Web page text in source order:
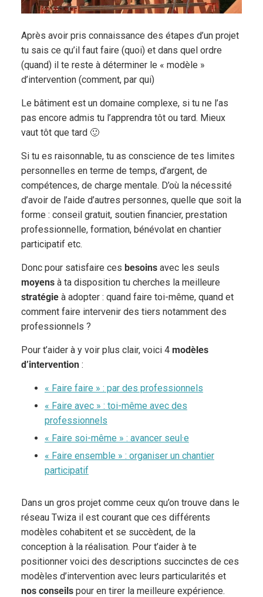
Après avoir pris connaissance des étapes d’un projet
tu sais ce qu’il faut faire (quoi) et dans quel ordre
(quand) il te reste à déterminer le « modèle »
d’intervention (comment, par qui)
Le bâtiment est un domaine complexe, si tu ne l’as
pas encore admis tu l’apprendra tôt ou tard. Mieux
vaut tôt que tard 🙂
Si tu es raisonnable, tu as conscience de tes limites
personnelles en terme de temps, d’argent, de
compétences, de charge mentale. D’où la nécessité
d’avoir de l’aide d’autres personnes, quelle que soit la
forme : conseil gratuit, soutien financier, prestation
professionnelle, formation, bénévolat en chantier
participatif etc.
Donc pour satisfaire ces besoinsavec les seuls
moyensà ta disposition tu cherches la meilleure
stratégieà adopter : quand faire toi-même, quand et
comment faire intervenir des tiers notamment des
professionnels ?
Pour t’aider à y voir plus clair, voici 4 modèles
d’intervention:
« Faire faire » : par des professionnels
« Faire avec » : toi-même avec des
professionnels
« Faire soi-même » : avancer seul·e
« Faire ensemble » : organiser un chantier
participatif
Dans un gros projet comme ceux qu’on trouve dans le
réseau Twiza il est courant que ces différents
modèles cohabitent et se succèdent, de la
conception à la réalisation. Pour t’aider à te
positionner voici des descriptions succinctes de ces
modèles d’intervention avec leurs particularités et
nos conseilspour en tirer la meilleure expérience.